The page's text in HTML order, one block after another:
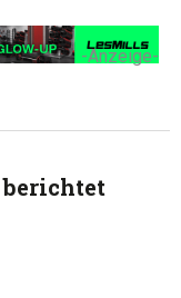
-Anzeige-
berichtet